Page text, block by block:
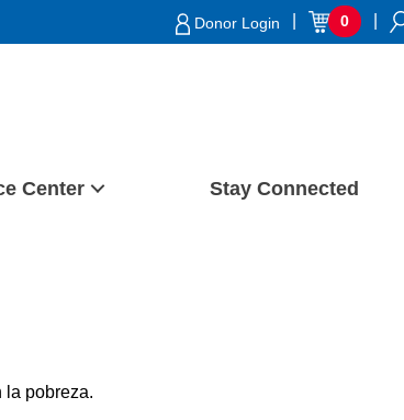
Donor Login 0
Center Stay Connected
la pobreza.